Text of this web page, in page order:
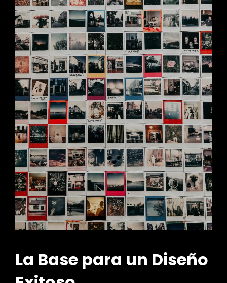
La Base para un Diseño